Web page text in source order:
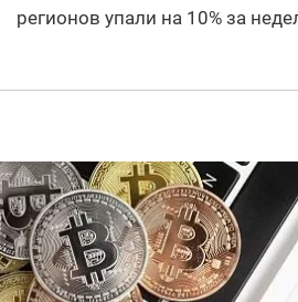
регионов упали на 10% за